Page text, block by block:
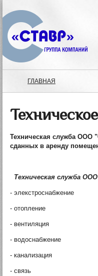
ГЛАВНАЯ
Техническая служба ООО
сданных в аренду
Техническая служба
- элекстроснабжение
- отопление
- вентиляция
- водоснабжение
- канализация
- связь